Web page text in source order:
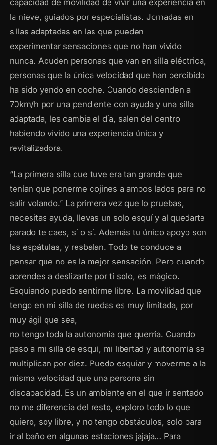
capacidad de movilidad de vivir una experiencia en
la nieve, guiados por especialistas. Jornadas en
sillas adaptadas en las que pueden
experimentar sensaciones que no han vivido
nunca. Acuden personas que van en silla eléctrica,
personas que la única velocidad que han percibido
ha sido yendo en coche. Cuando descienden a
70km/h por una pendiente con ayuda y una silla
adaptada, les cambia el día, salen del centro
habiendo vivido una experiencia única y
revitalizadora.
“La primera silla que tuve era tan grande que
tenían que ponerme cojines a ambos lados para no
salir volando.” La primera vez que lo pruebas,
necesitas ayuda, llevas un solo esquí y al quedarte
parado te caes, sí o sí. Además tu único apoyo son
las espátulas, y resbalan. Todo te conduce a
pensar que no es la mejor sensación. Pero cuando
aprendes a deslizarte por ti solo, es mágico.
Esquiando puedo sentirme libre. La movilidad que
tengo en mi silla de ruedas es muy limitada, por
muy ágil que sea,
no tengo toda la autonomía que querría. Cuando
paso a mi silla de esquí, mi libertad y autonomía se
multiplican por diez. Puedo esquiar y moverme a la
misma velocidad que una persona sin
discapacidad. Es un ambiente en el que ir sentado
no me diferencia del resto, exploro todo lo que
quiero, soy libre, y no tengo obstáculos, solo para
ir al baño en algunas estaciones jajaja… Para